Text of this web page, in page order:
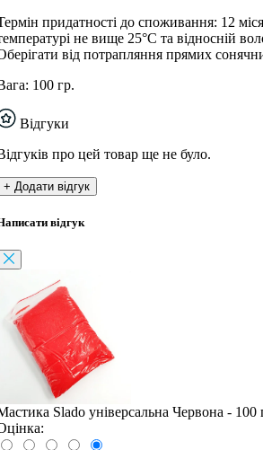
придатності до споживання: 12
не вище 25°С та відносній
від потрапляння прямих
100 гр.
Відгуки
про цей товар ще не було.
+ Додати відгук
відгук
Slado універсальна Червона - 100